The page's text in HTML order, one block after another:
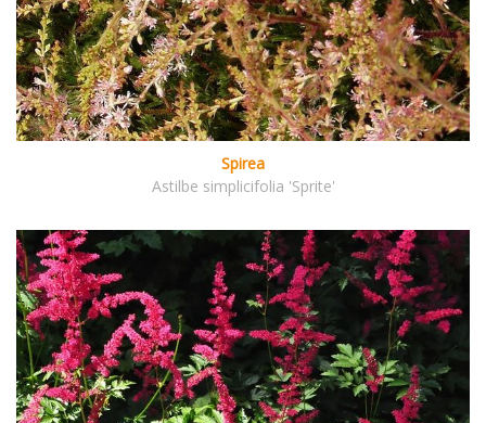
Spirea
Astilbe simplicifolia 'Sprite'